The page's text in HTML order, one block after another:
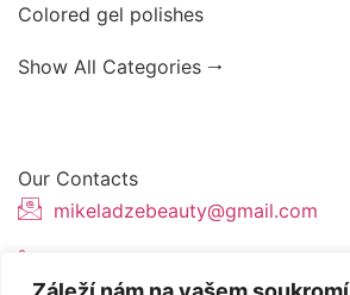
Colored gel polishes
Show All Categories 🠂
Our Contacts
mikeladzebeauty@gmail.com